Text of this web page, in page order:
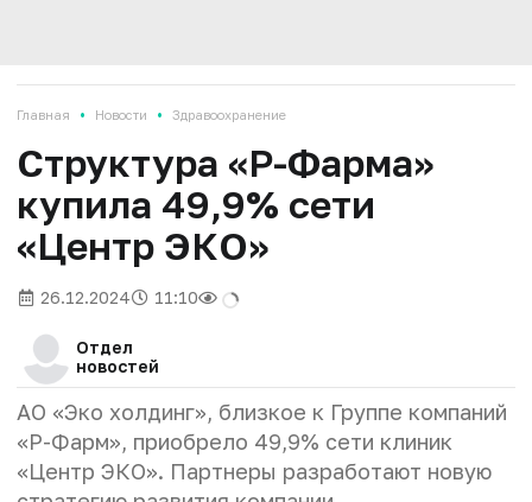
Главная • Новости • Здравоохранение
Структура «Р-Фарма»
купила 49,9% сети
«Центр ЭКО»
26.12.2024 11:10
Отдел
новостей
АО «Эко холдинг», близкое к Группе компаний
«Р-Фарм», приобрело 49,9% сети клиник
«Центр ЭКО». Партнеры разработают новую